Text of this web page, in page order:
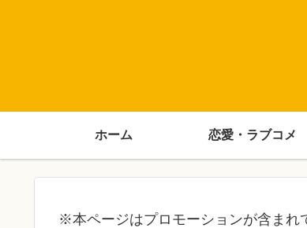
ホーム 恋愛・ラブコメ
※本ページはプロモーションが含まれ